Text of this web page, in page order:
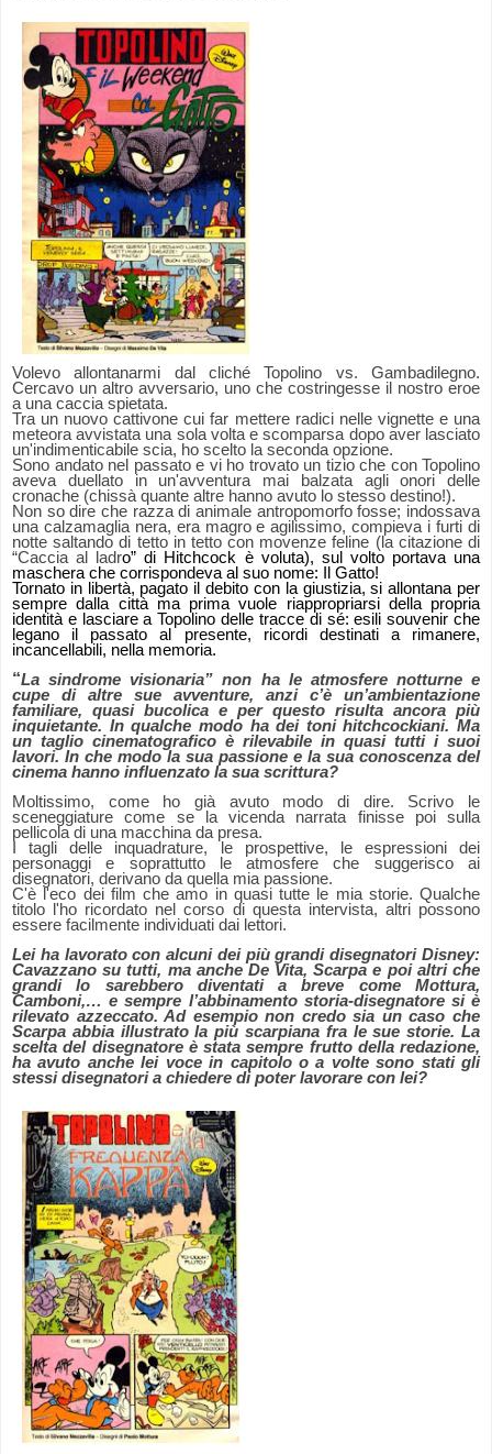
Volevo allontanarmi dal cliché Topolino vs. Gambadilegno.
Cercavo un altro avversario, uno che costringesse il nostro eroe
a una caccia spietata.
Tra un nuovo cattivone cui far mettere radici nelle vignette e una
meteora avvistata una sola volta e scomparsa dopo aver lasciato
un'indimenticabile scia, ho scelto la seconda opzione.
Sono andato nel passato e vi ho trovato un tizio che con Topolino
aveva duellato in un'avventura mai balzata agli onori delle
cronache (chissà quante altre hanno avuto lo stesso destino!).
Non so dire che razza di animale antropomorfo fosse; indossava
una calzamaglia nera, era magro e agilissimo, compieva i furti di
notte saltando di tetto in tetto con movenze feline (la citazione di
“Caccia al ladro” di Hitchcock è voluta), sul volto portava una
maschera che corrispondeva al suo nome: Il Gatto!
Tornato in libertà, pagato il debito con la giustizia, si allontana per
sempre dalla città ma prima vuole riappropriarsi della propria
identità e lasciare a Topolino delle tracce di sé: esili souvenir che
legano il passato al presente, ricordi destinati a rimanere,
incancellabili, nella memoria.
“La sindrome visionaria” non ha le atmosfere notturne e
cupe di altre sue avventure, anzi c’è un’ambientazione
familiare, quasi bucolica e per questo risulta ancora più
inquietante. In qualche modo ha dei toni hitchcockiani. Ma
un taglio cinematografico è rilevabile in quasi tutti i suoi
lavori. In che modo la sua passione e la sua conoscenza del
cinema hanno influenzato la sua scrittura?
Moltissimo, come ho già avuto modo di dire. Scrivo le
sceneggiature come se la vicenda narrata finisse poi sulla
pellicola di una macchina da presa.
I tagli delle inquadrature, le prospettive, le espressioni dei
personaggi e soprattutto le atmosfere che suggerisco ai
disegnatori, derivano da quella mia passione.
C'è l'eco dei film che amo in quasi tutte le mia storie. Qualche
titolo l'ho ricordato nel corso di questa intervista, altri possono
essere facilmente individuati dai lettori.
Lei ha lavorato con alcuni dei più grandi disegnatori Disney:
Cavazzano su tutti, ma anche De Vita, Scarpa e poi altri che
grandi lo sarebbero diventati a breve come Mottura,
Camboni,… e sempre l’abbinamento storia-disegnatore si è
rilevato azzeccato. Ad esempio non credo sia un caso che
Scarpa abbia illustrato la più scarpiana fra le sue storie. La
scelta del disegnatore è stata sempre frutto della redazione,
ha avuto anche lei voce in capitolo o a volte sono stati gli
stessi disegnatori a chiedere di poter lavorare con lei?